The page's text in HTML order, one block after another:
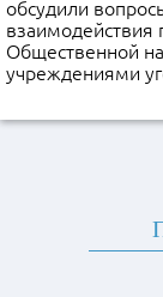
обсудили
взаимодействия
Общественной
учреждениями